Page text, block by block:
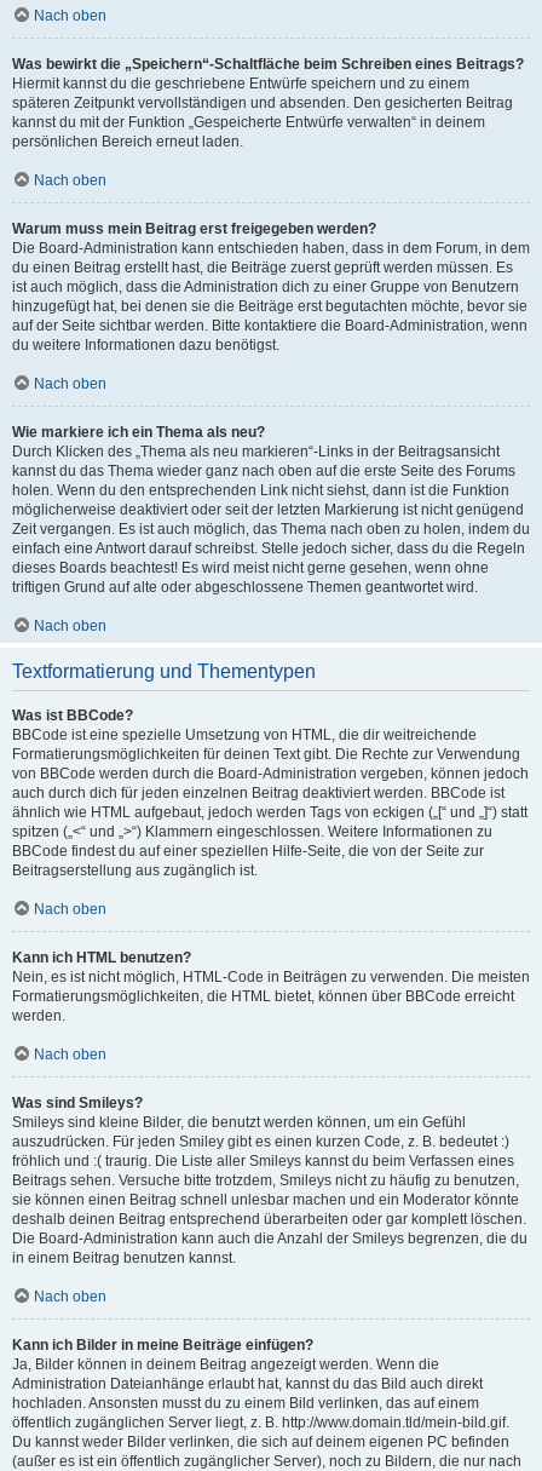
Nach oben
Was bewirkt die „Speichern“-Schaltfläche beim Schreiben eines Beitrags?
Hiermit kannst du die geschriebene Entwürfe speichern und zu einem
späteren Zeitpunkt vervollständigen und absenden. Den gesicherten Beitrag
kannst du mit der Funktion „Gespeicherte Entwürfe verwalten“ in deinem
persönlichen Bereich erneut laden.
Nach oben
Warum muss mein Beitrag erst freigegeben werden?
Die Board-Administration kann entschieden haben, dass in dem Forum, in dem
du einen Beitrag erstellt hast, die Beiträge zuerst geprüft werden müssen. Es
ist auch möglich, dass die Administration dich zu einer Gruppe von Benutzern
hinzugefügt hat, bei denen sie die Beiträge erst begutachten möchte, bevor sie
auf der Seite sichtbar werden. Bitte kontaktiere die Board-Administration, wenn
du weitere Informationen dazu benötigst.
Nach oben
Wie markiere ich ein Thema als neu?
Durch Klicken des „Thema als neu markieren“-Links in der Beitragsansicht
kannst du das Thema wieder ganz nach oben auf die erste Seite des Forums
holen. Wenn du den entsprechenden Link nicht siehst, dann ist die Funktion
möglicherweise deaktiviert oder seit der letzten Markierung ist nicht genügend
Zeit vergangen. Es ist auch möglich, das Thema nach oben zu holen, indem du
einfach eine Antwort darauf schreibst. Stelle jedoch sicher, dass du die Regeln
dieses Boards beachtest! Es wird meist nicht gerne gesehen, wenn ohne
triftigen Grund auf alte oder abgeschlossene Themen geantwortet wird.
Nach oben
Textformatierung und Thementypen
Was ist BBCode?
BBCode ist eine spezielle Umsetzung von HTML, die dir weitreichende
Formatierungsmöglichkeiten für deinen Text gibt. Die Rechte zur Verwendung
von BBCode werden durch die Board-Administration vergeben, können jedoch
auch durch dich für jeden einzelnen Beitrag deaktiviert werden. BBCode ist
ähnlich wie HTML aufgebaut, jedoch werden Tags von eckigen („[“ und „]“) statt
spitzen („<“ und „>“) Klammern eingeschlossen. Weitere Informationen zu
BBCode findest du auf einer speziellen Hilfe-Seite, die von der Seite zur
Beitragserstellung aus zugänglich ist.
Nach oben
Kann ich HTML benutzen?
Nein, es ist nicht möglich, HTML-Code in Beiträgen zu verwenden. Die meisten
Formatierungsmöglichkeiten, die HTML bietet, können über BBCode erreicht
werden.
Nach oben
Was sind Smileys?
Smileys sind kleine Bilder, die benutzt werden können, um ein Gefühl
auszudrücken. Für jeden Smiley gibt es einen kurzen Code, z. B. bedeutet :)
fröhlich und :( traurig. Die Liste aller Smileys kannst du beim Verfassen eines
Beitrags sehen. Versuche bitte trotzdem, Smileys nicht zu häufig zu benutzen,
sie können einen Beitrag schnell unlesbar machen und ein Moderator könnte
deshalb deinen Beitrag entsprechend überarbeiten oder gar komplett löschen.
Die Board-Administration kann auch die Anzahl der Smileys begrenzen, die du
in einem Beitrag benutzen kannst.
Nach oben
Kann ich Bilder in meine Beiträge einfügen?
Ja, Bilder können in deinem Beitrag angezeigt werden. Wenn die
Administration Dateianhänge erlaubt hat, kannst du das Bild auch direkt
hochladen. Ansonsten musst du zu einem Bild verlinken, das auf einem
öffentlich zugänglichen Server liegt, z. B. http://www.domain.tld/mein-bild.gif.
Du kannst weder Bilder verlinken, die sich auf deinem eigenen PC befinden
(außer es ist ein öffentlich zugänglicher Server), noch zu Bildern, die nur nach